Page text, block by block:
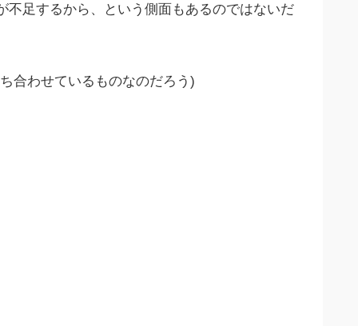
足するから、という側面もあるのではないだ
合わせているものなのだろう)